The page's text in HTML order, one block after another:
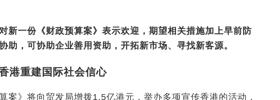
新一份《财政预算案》表示欢迎，期望相关措施加上早前防
助，可协助企业善用资助，开拓新市场、寻找新客源。
港重建国际社会信心
案》将向贸发局增拨1.5亿港元，举办多项宣传香港的活动，